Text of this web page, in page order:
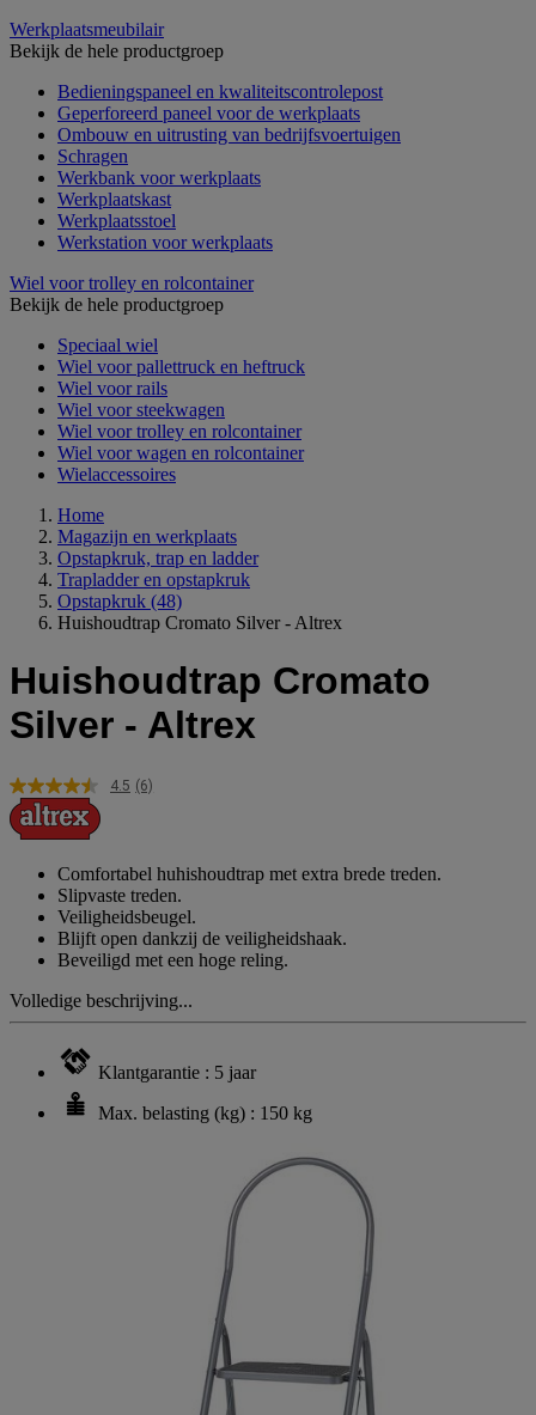
Werkplaatsmeubilair
Bekijk de hele productgroep
Bedieningspaneel en kwaliteitscontrolepost
Geperforeerd paneel voor de werkplaats
Ombouw en uitrusting van bedrijfsvoertuigen
Schragen
Werkbank voor werkplaats
Werkplaatskast
Werkplaatsstoel
Werkstation voor werkplaats
Wiel voor trolley en rolcontainer
Bekijk de hele productgroep
Speciaal wiel
Wiel voor pallettruck en heftruck
Wiel voor rails
Wiel voor steekwagen
Wiel voor trolley en rolcontainer
Wiel voor wagen en rolcontainer
Wielaccessoires
Home
Magazijn en werkplaats
Opstapkruk, trap en ladder
Trapladder en opstapkruk
Opstapkruk (48)
Huishoudtrap Cromato Silver - Altrex
Huishoudtrap Cromato
Silver - Altrex
4.5 Lees
paginalink.
(6)
Comfortabel huhishoudtrap met extra brede treden.
Slipvaste treden.
Veiligheidsbeugel.
Blijft open dankzij de veiligheidshaak.
Beveiligd met een hoge reling.
Volledige beschrijving...
Klantgarantie : 5 jaar
Max. belasting (kg) : 150 kg